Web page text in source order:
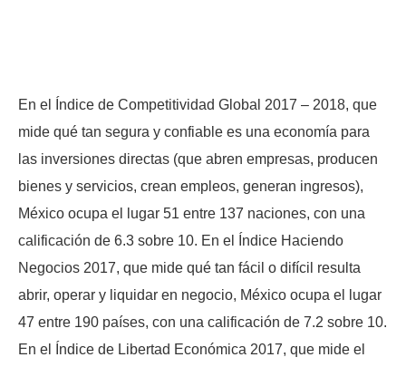
En el Índice de Competitividad Global 2017 – 2018, que
mide qué tan segura y confiable es una economía para
las inversiones directas (que abren empresas, producen
bienes y servicios, crean empleos, generan ingresos),
México ocupa el lugar 51 entre 137 naciones, con una
calificación de 6.3 sobre 10. En el Índice Haciendo
Negocios 2017, que mide qué tan fácil o difícil resulta
abrir, operar y liquidar en negocio, México ocupa el lugar
47 entre 190 países, con una calificación de 7.2 sobre 10.
En el Índice de Libertad Económica 2017, que mide el